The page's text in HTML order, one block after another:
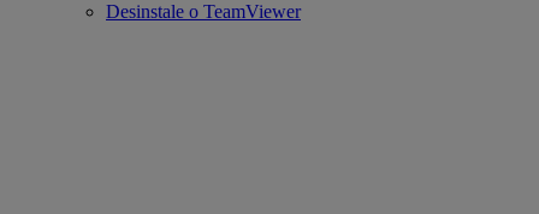
Desinstale o TeamViewer